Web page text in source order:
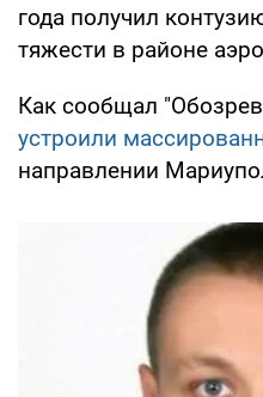
года получил
тяжести в районе
Как сообщал
устроили
направлении